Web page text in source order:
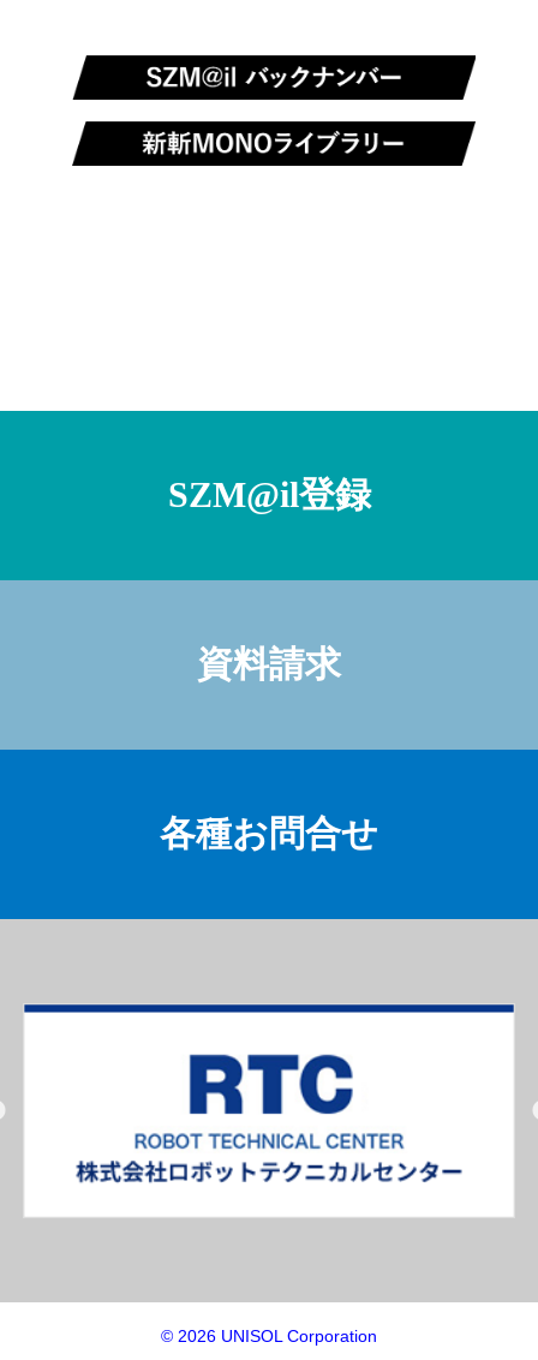
SZM@il登録
資料請求
各種お問合せ
© 2026 UNISOL Corporation